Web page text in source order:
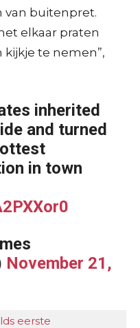
van buitenpret.
elkaar praten
te nemen”,
inherited
and turned
in town
November 21,
eerste